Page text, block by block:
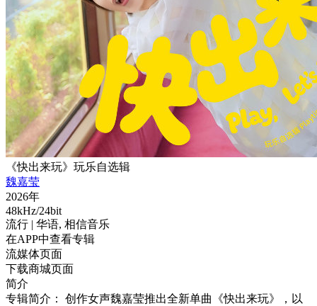
《快出来玩》玩乐自选辑
魏嘉莹
2026年
48kHz/24bit
流行 | 华语, 相信音乐
在APP中查看专辑
流媒体页面
下载商城页面
简介
专辑简介： 创作女声魏嘉莹推出全新单曲《快出来玩》，以